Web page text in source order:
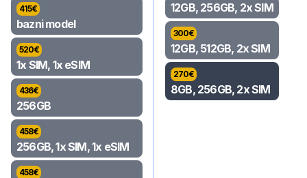
415€
bazni model
520€
1x SIM, 1x eSIM
436€
256GB
458€
256GB, 1x SIM, 1x eSIM
458€
12GB, 256GB, 2x SIM
300€
12GB, 512GB, 2x SIM
270€
8GB, 256GB, 2x SIM